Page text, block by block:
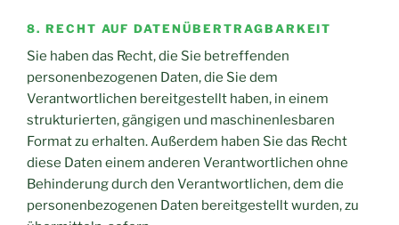
8. RECHT AUF DATENÜBERTRAGBARKEIT
Sie haben das Recht, die Sie betreffenden
personenbezogenen Daten, die Sie dem
Verantwortlichen bereitgestellt haben, in einem
strukturierten, gängigen und maschinenlesbaren
Format zu erhalten. Außerdem haben Sie das Recht
diese Daten einem anderen Verantwortlichen ohne
Behinderung durch den Verantwortlichen, dem die
personenbezogenen Daten bereitgestellt wurden, zu